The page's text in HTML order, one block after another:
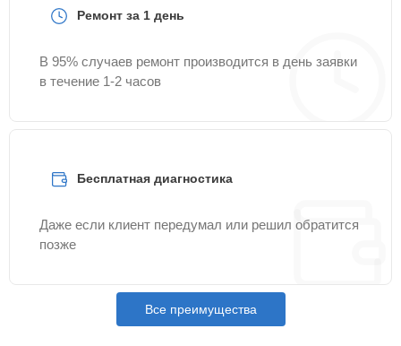
Ремонт за 1 день
В 95% случаев ремонт производится в день заявки
в течение 1-2 часов
Бесплатная диагностика
Даже если клиент передумал или решил обратится
позже
Все преимущества